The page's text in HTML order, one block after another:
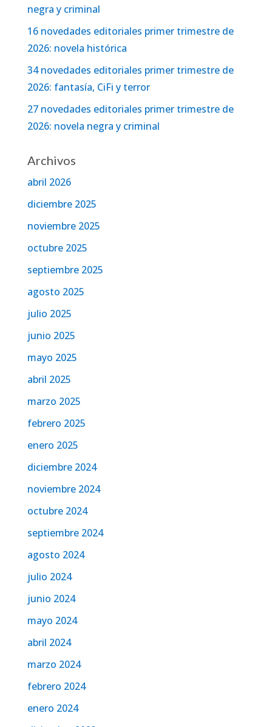
negra y criminal
16 novedades editoriales primer trimestre de
2026: novela histórica
34 novedades editoriales primer trimestre de
2026: fantasía, CiFi y terror
27 novedades editoriales primer trimestre de
2026: novela negra y criminal
Archivos
abril 2026
diciembre 2025
noviembre 2025
octubre 2025
septiembre 2025
agosto 2025
julio 2025
junio 2025
mayo 2025
abril 2025
marzo 2025
febrero 2025
enero 2025
diciembre 2024
noviembre 2024
octubre 2024
septiembre 2024
agosto 2024
julio 2024
junio 2024
mayo 2024
abril 2024
marzo 2024
febrero 2024
enero 2024